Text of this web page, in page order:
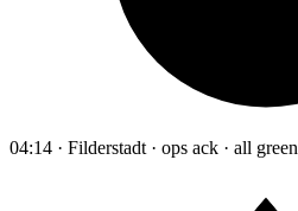
04:14 · Filderstadt · ops ack · all green